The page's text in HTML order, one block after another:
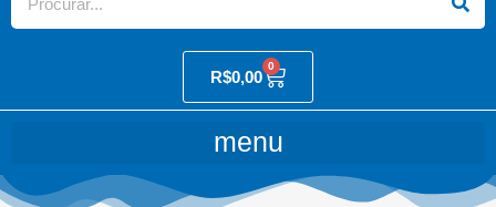
R$0,00
0